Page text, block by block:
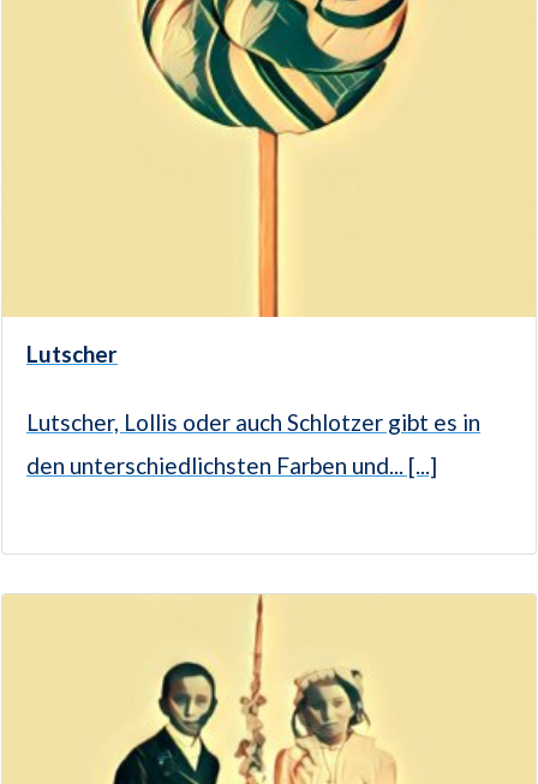
Lutscher
Lutscher, Lollis oder auch Schlotzer gibt es in
den unterschiedlichsten Farben und... [...]